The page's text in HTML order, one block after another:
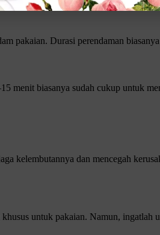
pakaian. Durasi perendaman
menit biasanya sudah cukup untuk
kelembutannya dan mencegah
untuk pakaian. Namun, ingatlah